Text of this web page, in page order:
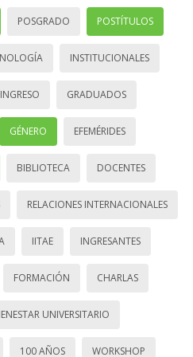
POSGRADO POSTÍTULOS
INSTITUCIONALES
INGRESO GRADUADOS
GÉNERO EFEMÉRIDES
BIBLIOTECA DOCENTES
RELACIONES INTERNACIONALES
IITAE INGRESANTES
FORMACIÓN CHARLAS
UNIVERSITARIO
100 AÑOS WORKSHOP